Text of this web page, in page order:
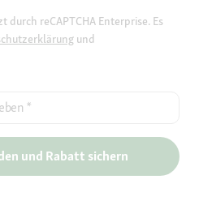
durch reCAPTCHA Enterprise. Es
und
*
und Rabatt sichern